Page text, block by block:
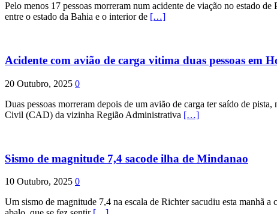
Pelo menos 17 pessoas morreram num acidente de viação no estado
entre o estado da Bahia e o interior de […]
Acidente com avião de carga vitima duas pessoas em
20 Outubro, 2025 0
Duas pessoas morreram depois de um avião de carga ter saído de
Civil (CAD) da vizinha Região Administrativa […]
Sismo de magnitude 7,4 sacode ilha de Mindanao
10 Outubro, 2025 0
Um sismo de magnitude 7,4 na escala de Richter sacudiu esta manhã